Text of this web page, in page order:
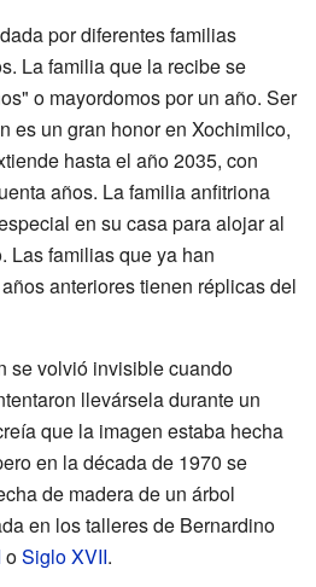
por diferentes familias
La familia que la recibe se
o mayordomos por un año. Ser
es un gran honor en Xochimilco,
hasta el año 2035, con
años. La familia anfitriona
en su casa para alojar al
Las familias que ya han
anteriores tienen réplicas del
se volvió invisible cuando
llevársela durante un
que la imagen estaba hecha
en la década de 1970 se
de madera de un árbol
en los talleres de Bernardino
oSiglo XVII.